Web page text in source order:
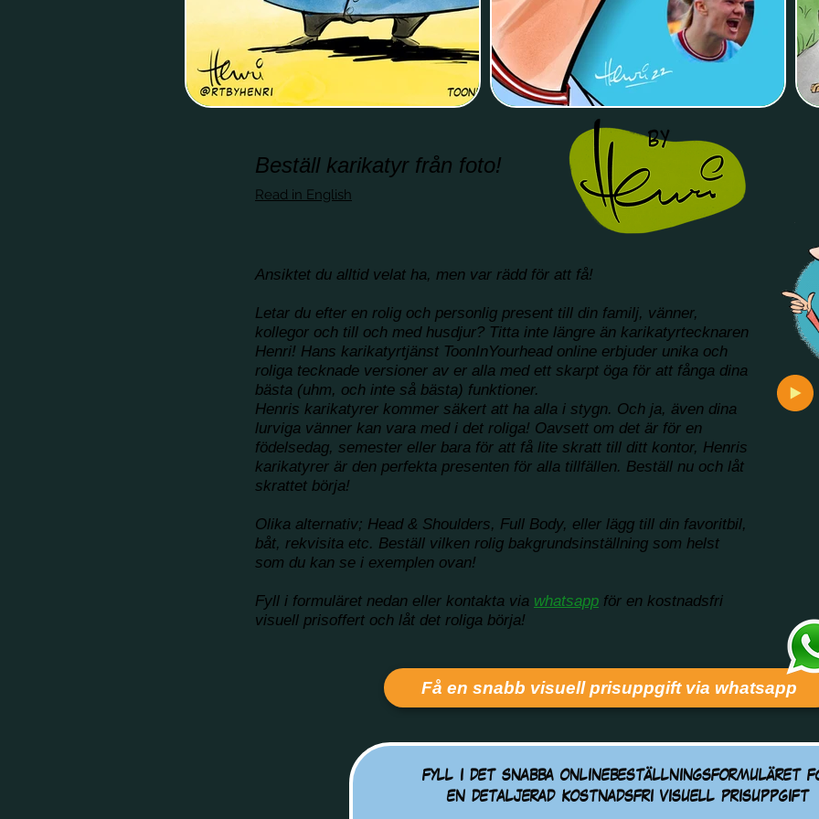
Beställ karikatyr från foto!
Read in English
Ansiktet du alltid velat ha, men var rädd för att få!
Letar du efter en rolig och personlig present till din familj, vänner,
kollegor och till och med husdjur? Titta inte längre än karikatyrtecknaren
Henri! Hans karikatyrtjänst ToonInYourhead online erbjuder unika och
roliga tecknade versioner av er alla med ett skarpt öga för att fånga dina
bästa (uhm, och inte så bästa) funktioner.
Henris karikatyrer kommer säkert att ha alla i stygn. Och ja, även dina
lurviga vänner kan vara med i det roliga! Oavsett om det är för en
födelsedag, semester eller bara för att få lite skratt till ditt kontor, Henris
karikatyrer är den perfekta presenten för alla tillfällen. Beställ nu och låt
skrattet börja!
Olika alternativ; Head & Shoulders, Full Body, eller lägg till din favoritbil,
båt, rekvisita etc. Beställ vilken rolig bakgrundsinställning som helst
som du kan se i exemplen ovan!
Fyll i formuläret nedan eller kontakta via whatsapp för en kostnadsfri
visuell prisoffert och låt det roliga börja!
Få en snabb visuell prisuppgift via whatsapp
fyll i det snabba onlinebeställningsformuläret
en detaljerad kostnadsfri visuell prisuppgift